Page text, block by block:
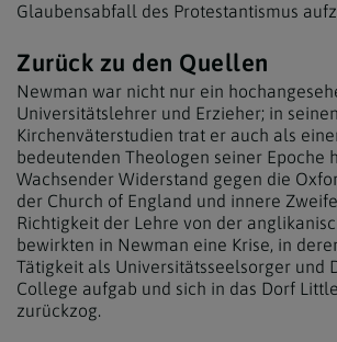
Glaubensabfall des Protestantismus
Zurück zu den Quellen
Newman war nicht nur ein
Universitätslehrer und Erzieher; in seinen
Kirchenväterstudien trat er auch als
bedeutenden Theologen seiner Epoche
Wachsender Widerstand gegen die
der Church of England und innere
Richtigkeit der Lehre von der
bewirkten in Newman eine Krise, in
Tätigkeit als Universitätsseelsorger und
College aufgab und sich in das Dorf
zurückzog.